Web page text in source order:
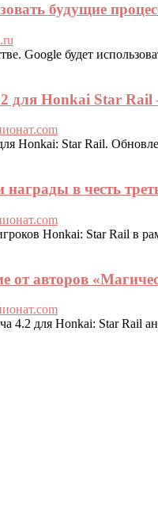
будущие
Google будет
для Honkai Star
Honkai: Star Rail.
в честь
Honkai: Star Rail в
от авторов
4.2 для Honkai: Star Rail